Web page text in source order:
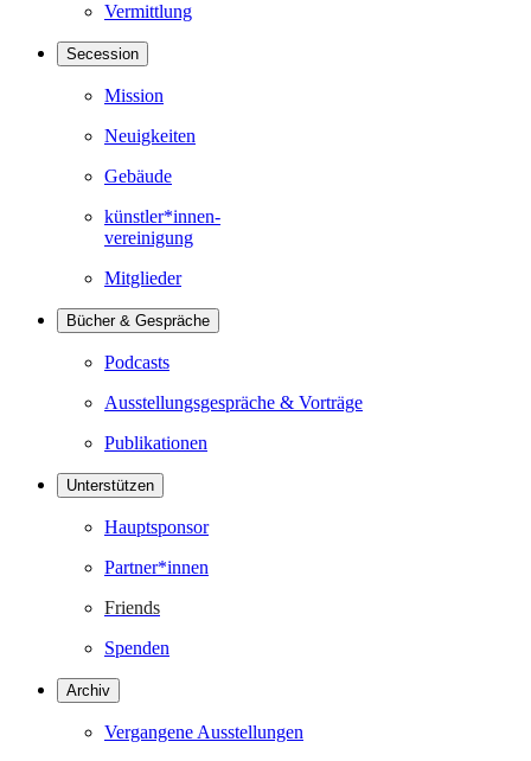
Vermittlung
Secession
Mission
Neuigkeiten
Gebäude
künstler*innen-
vereinigung
Mitglieder
Bücher & Gespräche
Podcasts
Ausstellungsgespräche & Vorträge
Publikationen
Unterstützen
Hauptsponsor
Partner*innen
Friends
Spenden
Archiv
Vergangene Ausstellungen